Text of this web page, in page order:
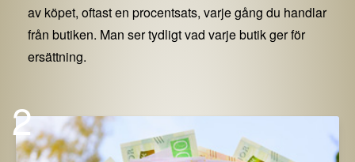
av köpet, oftast en procentsats, varje gång du handlar
från butiken. Man ser tydligt vad varje butik ger för
ersättning.
2